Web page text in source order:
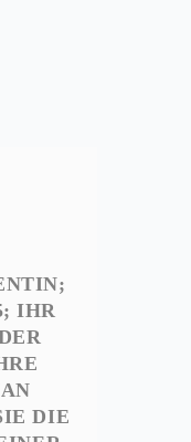
IHR
DIE